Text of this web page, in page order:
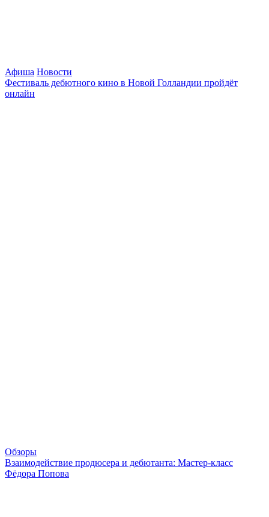
Афиша Новости
Фестиваль дебютного кино в Новой Голландии пройдёт
онлайн
Обзоры
Взаимодействие продюсера и дебютанта: Мастер-класс
Фёдора Попова